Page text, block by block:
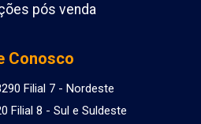
pós venda
Conosco
Filial 7 - Nordeste
Filial 8 - Sul e Suldeste